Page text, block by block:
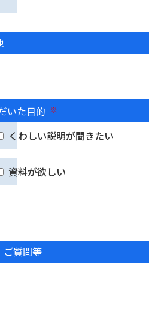
いた目的
くわしい説明が聞きたい
資料が欲しい
ご質問等